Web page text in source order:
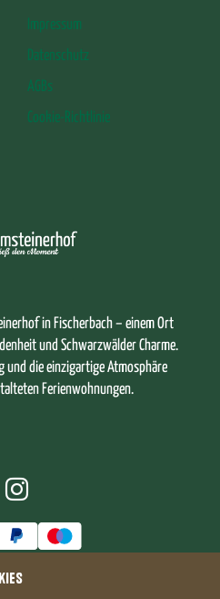
Impressum
Datenschutz
AGBs
Cookie-Richtlinie
in Fischerbach – einem Ort
und Schwarzwälder Charme.
und die einzigartige Atmosphäre
Ferienwohnungen.
- Alle Rechte vorbehalten.